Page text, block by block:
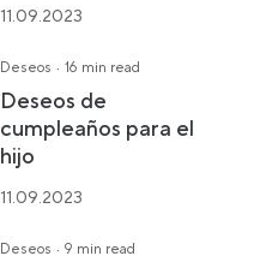
11.09.2023
Deseos · 16 min read
Deseos de
cumpleaños para el
hijo
11.09.2023
Deseos · 9 min read